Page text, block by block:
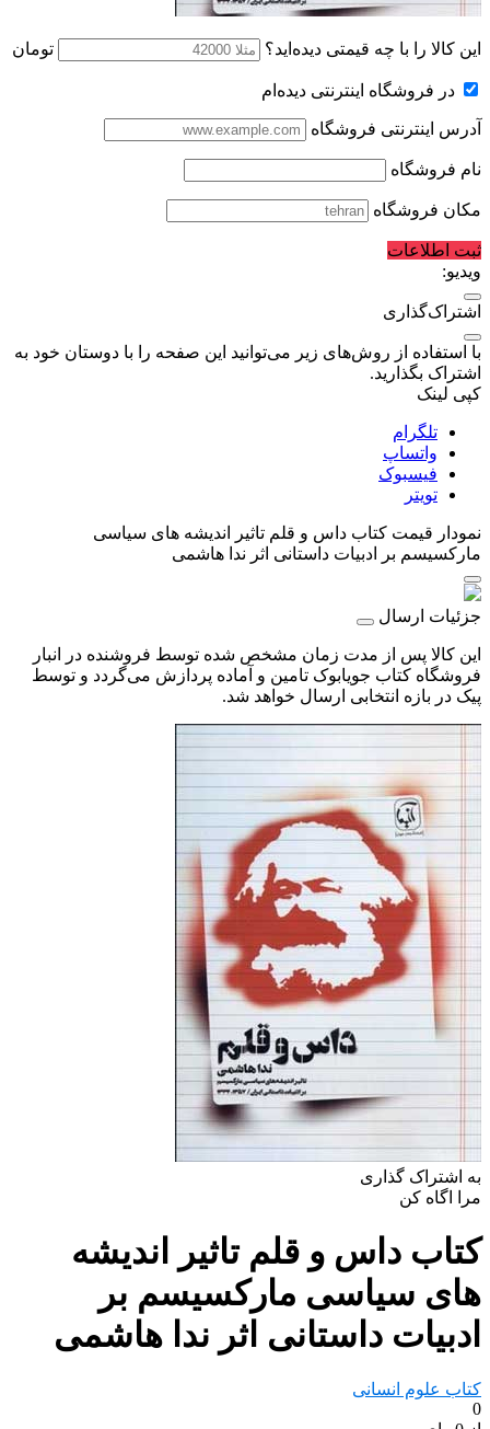
این کالا را با چه قیمتی دیده‌اید؟ تومان
در فروشگاه اینترنتی دیده‌ام
آدرس اینترنتی فروشگاه
نام فروشگاه
مکان فروشگاه
ثبت اطلاعات
ویدیو:
اشتراک‌گذاری
با استفاده از روش‌های زیر می‌توانید این صفحه را با دوستان خود به
اشتراک بگذارید.
کپی لینک
تلگرام
واتساپ
فیسبوک
تویتر
نمودار قیمت کتاب داس و قلم تاثیر اندیشه های سیاسی
مارکسیسم بر ادبیات داستانی اثر ندا هاشمی
جزئیات ارسال
این کالا پس از مدت زمان مشخص شده توسط فروشنده در انبار
فروشگاه کتاب جویابوک تامین و آماده پردازش می‌گردد و توسط
پیک در بازه انتخابی ارسال خواهد شد.
به اشتراک گذاری
مرا اگاه کن
کتاب داس و قلم تاثیر اندیشه
های سیاسی مارکسیسم بر
ادبیات داستانی اثر ندا هاشمی
کتاب علوم انسانی
0